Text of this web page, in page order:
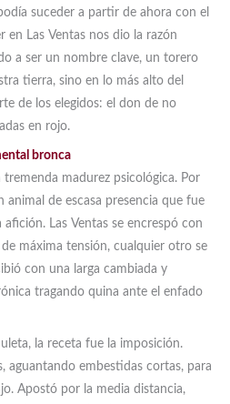
suceder a partir de ahora con el
en Las Ventas nos dio la razón
a ser un nombre clave, un torero
tierra, sino en lo más alto del
de los elegidos: el don de no
en rojo.
bronca
madurez psicológica. Por
animal de escasa presencia que fue
Las Ventas se encrespó con
máxima tensión, cualquier otro se
con una larga cambiada y
tragando quina ante el enfado
la receta fue la imposición.
aguantando embestidas cortas, para
Apostó por la media distancia,